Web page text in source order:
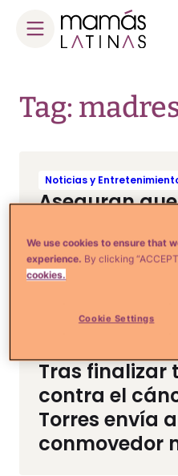
content
Tag:
Noticias y
Aseguran
encuentra
salud
Tras
contra el
Torres envía
conmovedor
We use cookies to ensure that
experience. By clicking
cookies.
Cookie Settings